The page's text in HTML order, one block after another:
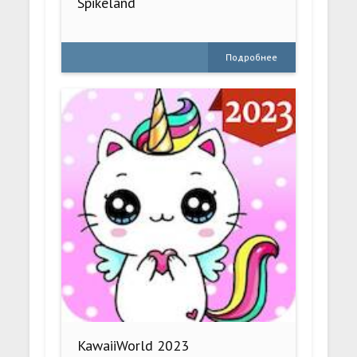
Подробнее
KawaiiWorld 2023